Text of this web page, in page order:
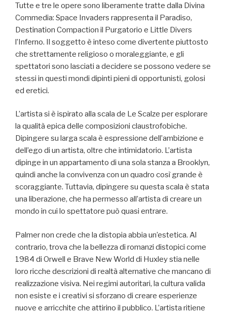
Tutte e tre le opere sono liberamente tratte dalla Divina
Commedia: Space Invaders rappresenta il Paradiso,
Destination Compaction il Purgatorio e Little Divers
l’Inferno. Il soggetto è inteso come divertente piuttosto
che strettamente religioso o moraleggiante, e gli
spettatori sono lasciati a decidere se possono vedere se
stessi in questi mondi dipinti pieni di opportunisti, golosi
ed eretici.
L’artista si è ispirato alla scala de Le Scalze per esplorare
la qualità epica delle composizioni claustrofobiche.
Dipingere su larga scala è espressione dell’ambizione e
dell’ego di un artista, oltre che intimidatorio. L’artista
dipinge in un appartamento di una sola stanza a Brooklyn,
quindi anche la convivenza con un quadro così grande è
scoraggiante. Tuttavia, dipingere su questa scala è stata
una liberazione, che ha permesso all’artista di creare un
mondo in cui lo spettatore può quasi entrare.
Palmer non crede che la distopia abbia un’estetica. Al
contrario, trova che la bellezza di romanzi distopici come
1984 di Orwell e Brave New World di Huxley stia nelle
loro ricche descrizioni di realtà alternative che mancano di
realizzazione visiva. Nei regimi autoritari, la cultura valida
non esiste e i creativi si sforzano di creare esperienze
nuove e arricchite che attirino il pubblico. L’artista ritiene